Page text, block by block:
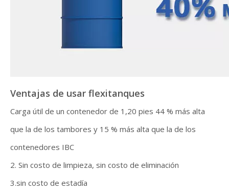
Ventajas de usar flexitanques
Carga útil de un contenedor de 1,20 pies 44 % más alta
que la de los tambores y 15 % más alta que la de los
contenedores IBC
2. Sin costo de limpieza, sin costo de eliminación
3.sin costo de estadía